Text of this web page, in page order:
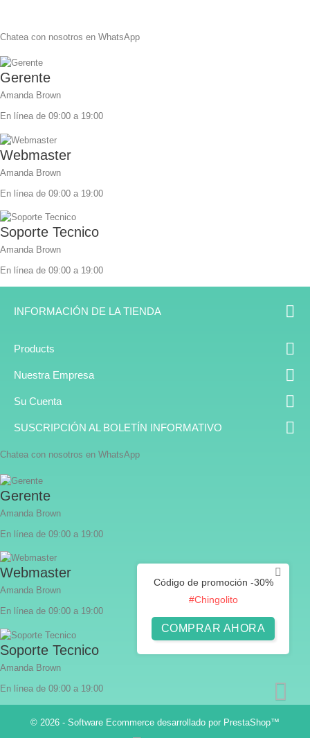
Chatea con nosotros en WhatsApp
Gerente
Amanda Brown
En línea de 09:00 a 19:00
Webmaster
Amanda Brown
En línea de 09:00 a 19:00
Soporte Tecnico
Amanda Brown
En línea de 09:00 a 19:00
Código de promoción -30%
#Chingolito
COMPRAR AHORA
INFORMACIÓN DE LA TIENDA 
Products 
Nuestra Empresa 
Su Cuenta 
SUSCRIPCIÓN AL BOLETÍN INFORMATIVO 
Chatea con nosotros en WhatsApp
Gerente
Amanda Brown
En línea de 09:00 a 19:00
Webmaster
Amanda Brown
En línea de 09:00 a 19:00
Soporte Tecnico
Amanda Brown
En línea de 09:00 a 19:00
© 2026 - Software Ecommerce desarrollado por PrestaShop™